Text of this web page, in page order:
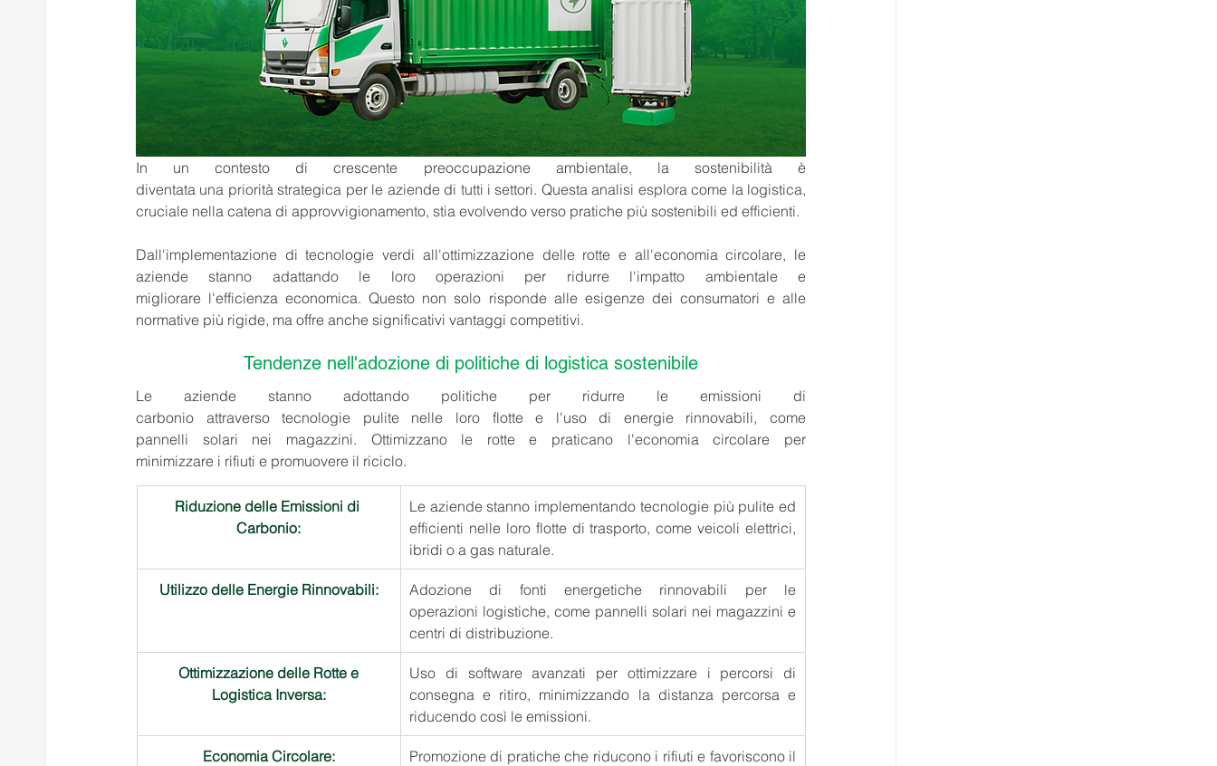
In un contesto di crescente preoccupazione ambientale, la sostenibilità è
diventata una priorità strategica per le aziende di tutti i settori. Questa analisi esplora come la logistica,
cruciale nella catena di approvvigionamento, stia evolvendo verso pratiche più sostenibili ed efficienti.
Dall'implementazione di tecnologie verdi all'ottimizzazione delle rotte e all'economia circolare, le
aziende stanno adattando le loro operazioni per ridurre l'impatto ambientale e
migliorare l'efficienza economica. Questo non solo risponde alle esigenze dei consumatori e alle
normative più rigide, ma offre anche significativi vantaggi competitivi.
Tendenze nell'adozione di politiche di logistica sostenibile
Le aziende stanno adottando politiche per ridurre le emissioni di
carbonio attraverso tecnologie pulite nelle loro flotte e l'uso di energie rinnovabili, come
pannelli solari nei magazzini. Ottimizzano le rotte e praticano l'economia circolare per
minimizzare i rifiuti e promuovere il riciclo.
Riduzione delle Emissioni di
Carbonio:
Le aziende stanno implementando tecnologie più pulite ed
efficienti nelle loro flotte di trasporto, come veicoli elettrici,
ibridi o a gas naturale.
Utilizzo delle Energie Rinnovabili:
Adozione di fonti energetiche rinnovabili per le
operazioni logistiche, come pannelli solari nei magazzini e
centri di distribuzione.
Ottimizzazione delle Rotte e
Logistica Inversa:
Uso di software avanzati per ottimizzare i percorsi di
consegna e ritiro, minimizzando la distanza percorsa e
riducendo così le emissioni.
Economia Circolare:
Promozione di pratiche che riducono i rifiuti e favoriscono il